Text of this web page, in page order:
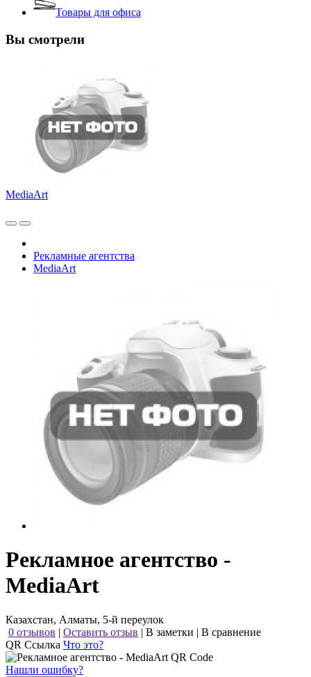
Товары для офиса
Вы смотрели
MediaArt
Рекламные агентства
MediaArt
Рекламное агентство -
MediaArt
Казахстан, Алматы, 5-й переулок
0 отзывов | Оставить отзыв | В заметки | В сравнение
QR Ссылка Что это?
Нашли ошибку?